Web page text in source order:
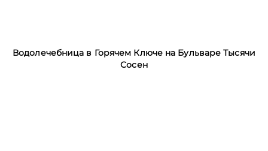
Водолечебница в Горячем Ключе на Бульваре Тысячи
Сосен